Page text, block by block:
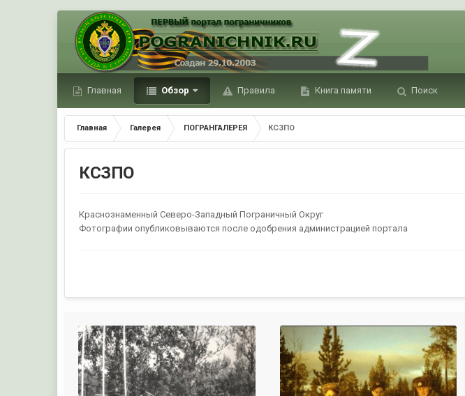
Главная Обзор Правила Книга памяти Поиск
Главная Галерея ПОГРАНГАЛЕРЕЯ КСЗПО
КСЗПО
Краснознаменный Северо-Западный Пограничный Округ
Фотографии опубликовываются после одобрения администрацией портала